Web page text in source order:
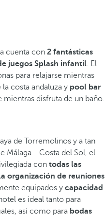
cuenta con 2 fantásticas
juegos Splash infantil. El
para relajarse mientras
costa andaluza y pool bar
disfruta de un baño.
de Torremolinos y a tan
Málaga - Costa del Sol, el
con todas las
organización de reuniones
equipados y capacidad
es ideal tanto para
así como para bodas